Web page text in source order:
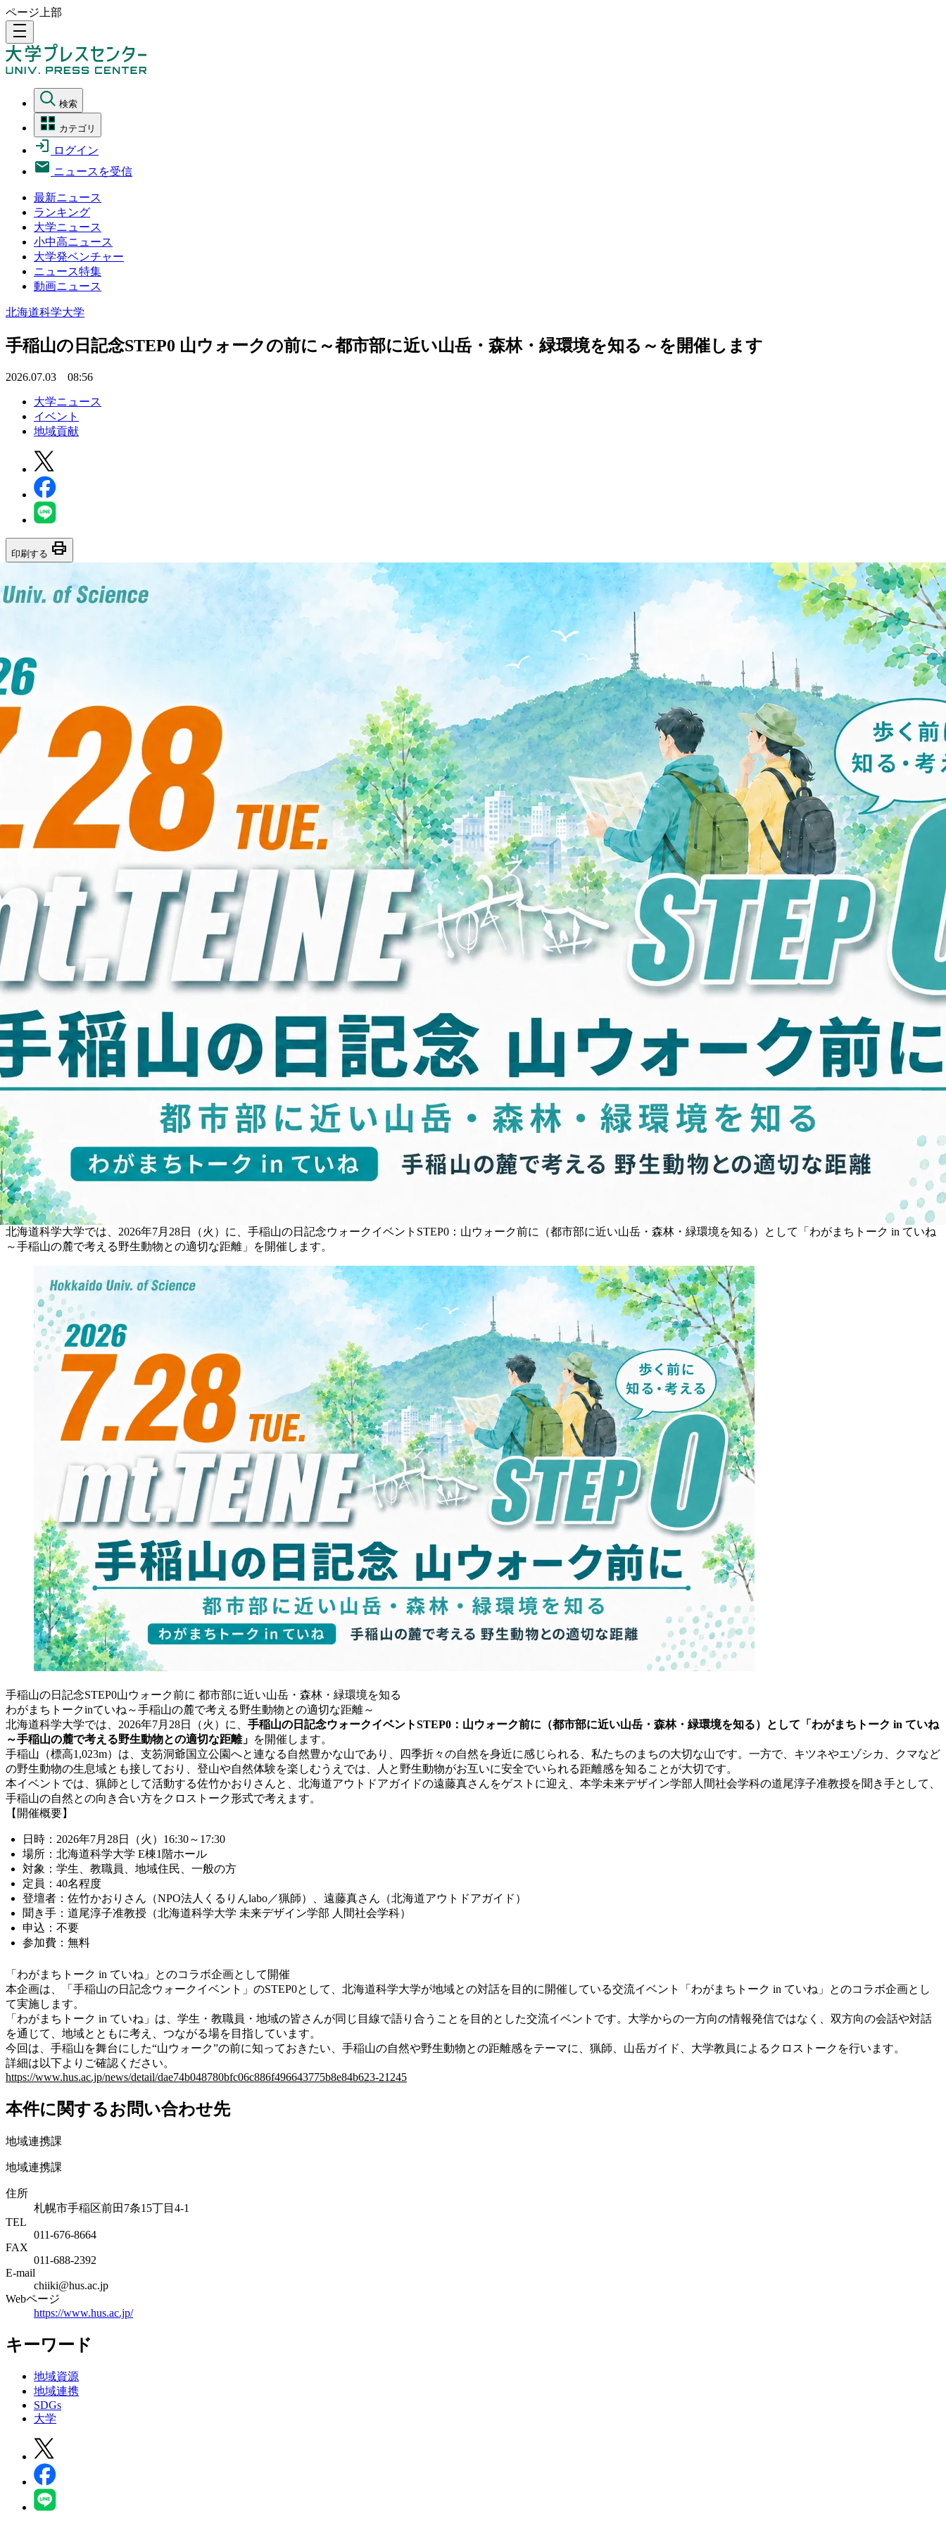
ページ上部
density_medium
検索
カテゴリ
ログイン
ニュースを受信
最新ニュース
ランキング
大学ニュース
小中高ニュース
大学発ベンチャー
ニュース特集
動画ニュース
北海道科学大学
手稲山の日記念STEP0 山ウォークの前に～都市部に近い山岳・森林・緑環境を知る～を開催します
2026.07.03 08:56
大学ニュース
イベント
地域貢献
印刷する print
北海道科学大学では、2026年7月28日（火）に、手稲山の日記念ウォークイベントSTEP0：山ウォーク前に（都市部に近い山岳・森林・緑環境を知る）として「わがまちトーク in ていね
～手稲山の麓で考える野生動物との適切な距離」を開催します。
手稲山の日記念STEP0山ウォーク前に 都市部に近い山岳・森林・緑環境を知る
わがまちトークinていね～手稲山の麓で考える野生動物との適切な距離～
北海道科学大学では、2026年7月28日（火）に、 手稲山の日記念ウォークイベントSTEP0：山ウォーク前に（都市部に近い山岳・森林・緑環境を知る）として「わがまちトーク in ていね
～手稲山の麓で考える野生動物との適切な距離」 を開催します。
手稲山（標高1,023m）は、支笏洞爺国立公園へと連なる自然豊かな山であり、四季折々の自然を身近に感じられる、私たちのまちの大切な山です。一方で、キツネやエゾシカ、クマなど
の野生動物の生息域とも接しており、登山や自然体験を楽しむうえでは、人と野生動物がお互いに安全でいられる距離感を知ることが大切です。
本イベントでは、猟師として活動する佐竹かおりさんと、北海道アウトドアガイドの遠藤真さんをゲストに迎え、本学未来デザイン学部人間社会学科の道尾淳子准教授を聞き手として、
手稲山の自然との向き合い方をクロストーク形式で考えます。
【開催概要】
日時：2026年7月28日（火）16:30～17:30
場所：北海道科学大学 E棟1階ホール
対象：学生、教職員、地域住民、一般の方
定員：40名程度
登壇者：佐竹かおりさん（NPO法人くるりんlabo／猟師）、遠藤真さん（北海道アウトドアガイド）
聞き手：道尾淳子准教授（北海道科学大学 未来デザイン学部 人間社会学科）
申込：不要
参加費：無料
「わがまちトーク in ていね」とのコラボ企画として開催
本企画は、「手稲山の日記念ウォークイベント」のSTEP0として、北海道科学大学が地域との対話を目的に開催している交流イベント「わがまちトーク in ていね」とのコラボ企画とし
て実施します。
「わがまちトーク in ていね」は、学生・教職員・地域の皆さんが同じ目線で語り合うことを目的とした交流イベントです。大学からの一方向の情報発信ではなく、双方向の会話や対話
を通じて、地域とともに考え、つながる場を目指しています。
今回は、手稲山を舞台にした“山ウォーク”の前に知っておきたい、手稲山の自然や野生動物との距離感をテーマに、猟師、山岳ガイド、大学教員によるクロストークを行います。
詳細は以下よりご確認ください。
https://www.hus.ac.jp/news/detail/dae74b048780bfc06c886f496643775b8e84b623-21245
本件に関するお問い合わせ先
地域連携課
地域連携課
住所
札幌市手稲区前田7条15丁目4-1
TEL
011-676-8664
FAX
011-688-2392
E-mail
chiiki@hus.ac.jp
Webページ
https://www.hus.ac.jp/
キーワード
地域資源
地域連携
SDGs
大学